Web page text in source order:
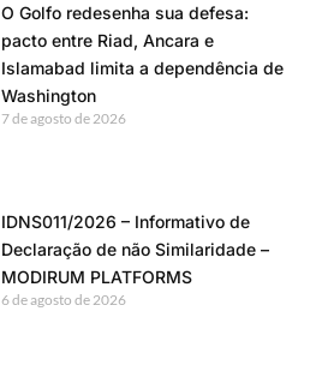
O Golfo redesenha sua defesa:
pacto entre Riad, Ancara e
Islamabad limita a dependência de
Washington
7 de agosto de 2026
IDNS011/2026 – Informativo de
Declaração de não Similaridade –
MODIRUM PLATFORMS
6 de agosto de 2026